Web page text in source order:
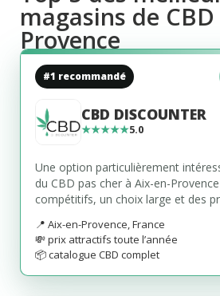
magasins de
Provence
#1 recommandé
CBD DISCOUNTER
★★★★★5.0
Une option particulièrement
du CBD pas cher à Aix-en-
compétitifs, un choix large et des
📍 Aix-en-Provence, France
💸 prix attractifs toute l’année
📦 catalogue CBD complet